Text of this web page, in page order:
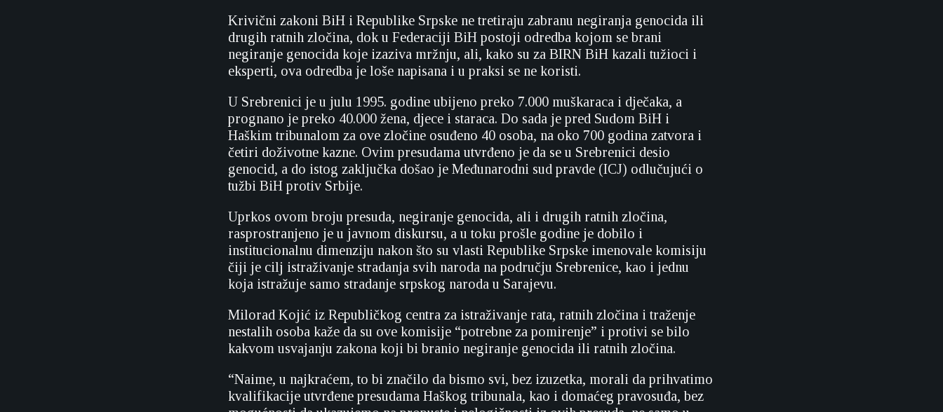
Krivični zakoni BiH i Republike Srpske ne tretiraju zabranu negiranja genocida ili
drugih ratnih zločina, dok u Federaciji BiH postoji odredba kojom se brani
negiranje genocida koje izaziva mržnju, ali, kako su za BIRN BiH kazali tužioci i
eksperti, ova odredba je loše napisana i u praksi se ne koristi.
U Srebrenici je u julu 1995. godine ubijeno preko 7.000 muškaraca i dječaka, a
prognano je preko 40.000 žena, djece i staraca. Do sada je pred Sudom BiH i
Haškim tribunalom za ove zločine osuđeno 40 osoba, na oko 700 godina zatvora i
četiri doživotne kazne. Ovim presudama utvrđeno je da se u Srebrenici desio
genocid, a do istog zaključka došao je Međunarodni sud pravde (ICJ) odlučujući o
tužbi BiH protiv Srbije.
Uprkos ovom broju presuda, negiranje genocida, ali i drugih ratnih zločina,
rasprostranjeno je u javnom diskursu, a u toku prošle godine je dobilo i
institucionalnu dimenziju nakon što su vlasti Republike Srpske imenovale komisiju
čiji je cilj istraživanje stradanja svih naroda na području Srebrenice, kao i jednu
koja istražuje samo stradanje srpskog naroda u Sarajevu.
Milorad Kojić iz Republičkog centra za istraživanje rata, ratnih zločina i traženje
nestalih osoba kaže da su ove komisije “potrebne za pomirenje” i protivi se bilo
kakvom usvajanju zakona koji bi branio negiranje genocida ili ratnih zločina.
“Naime, u najkraćem, to bi značilo da bismo svi, bez izuzetka, morali da prihvatimo
kvalifikacije utvrđene presudama Haškog tribunala, kao i domaćeg pravosuđa, bez